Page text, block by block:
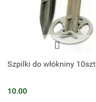
Szpilki do włókniny 10szt
10.00